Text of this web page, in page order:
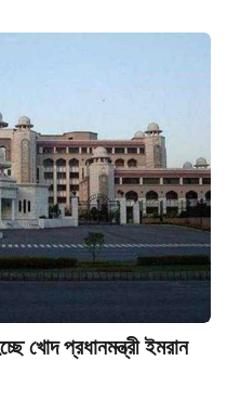
খোদ প্রধানমন্ত্রী ইমরান